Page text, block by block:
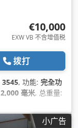
€10,000
EXW VB 不含增值税
拨打
3545, 功能: 完全功
2,000 毫米, 总重量:
小广告